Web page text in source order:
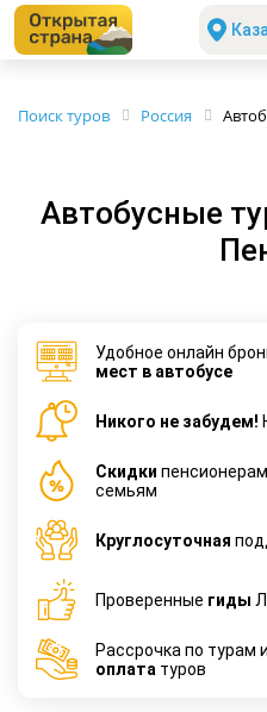
Поиск туров Россия
Автобусные
Удобное онлайн
мест в автобусе
Никого не забудем!
Cкидки
семьям
Круглосуточная
Проверенные гиды
Рассрочка по турам
оплата туров